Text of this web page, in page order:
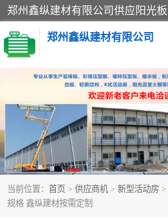
郑州鑫纵建材有限公司
当前位置： 首页 > 供应商机 > 新型活动房
规格 鑫纵建材按需定制
高空瓦机租赁 ASA
CZ型钢 FRP
PC多层板 PC
建筑围挡 楼层